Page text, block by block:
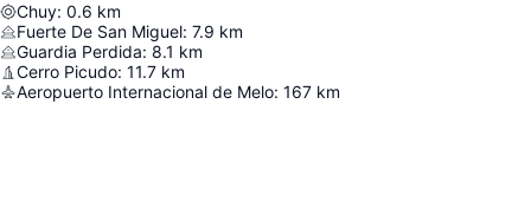
Chuy: 0.6 km
Fuerte De San Miguel: 7.9 km
Guardia Perdida: 8.1 km
Cerro Picudo: 11.7 km
Aeropuerto Internacional de Melo: 167 km